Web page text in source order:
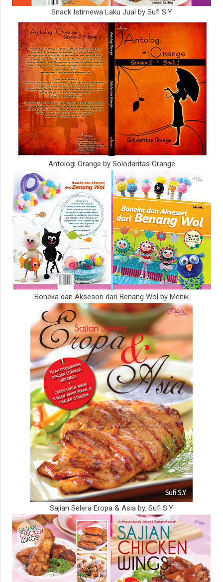
Snack Istimewa Laku Jual by Sufi S.Y
Antologi Orange by Solodaritas Orange
Boneka dan Aksesori dari Benang Wol by Menik
Sajian Selera Eropa & Asia by. Sufi S.Y